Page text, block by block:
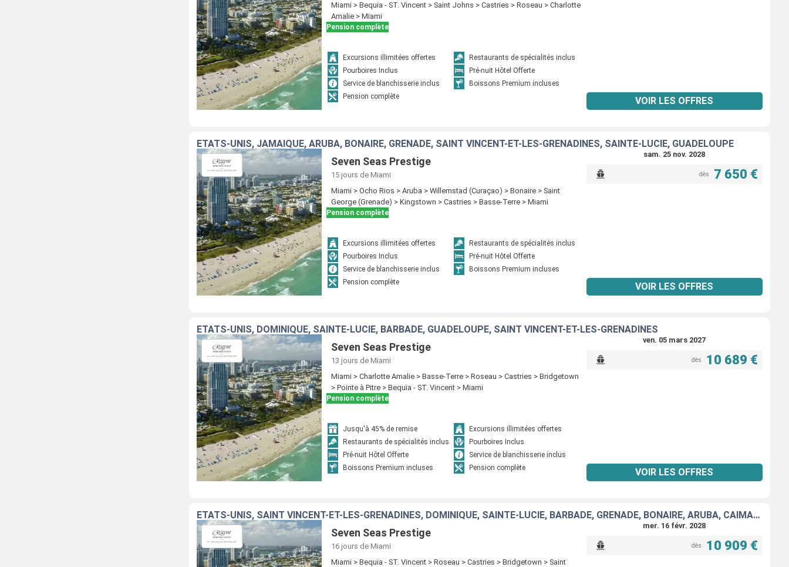
Miami > Bequia - ST. Vincent > Saint Johns > Castries > Roseau > Charlotte
Amalie > Miami
Pension complète
Excursions illimitées offertes
Restaurants de spécialités inclus
Pourboires Inclus
Pré-nuit Hôtel Offerte
Service de blanchisserie inclus
Boissons Premium incluses
Pension complète
VOIR LES OFFRES
ÉTATS-UNIS, JAMAÏQUE, ARUBA, BONAIRE, GRENADE, SAINT VINCENT-ET-LES-GRENADINES, SAINTE-LUCIE, GUADELOUPE
Seven Seas Prestige
15 jours de Miami
Miami > Ocho Rios > Aruba > Willemstad (Curaçao) > Bonaire > Saint
George (Grenade) > Kingstown > Castries > Basse-Terre > Miami
Pension complète
Excursions illimitées offertes
Restaurants de spécialités inclus
Pourboires Inclus
Pré-nuit Hôtel Offerte
Service de blanchisserie inclus
Boissons Premium incluses
Pension complète
sam. 25 nov. 2028
dès 7 650 €
VOIR LES OFFRES
ÉTATS-UNIS, DOMINIQUE, SAINTE-LUCIE, BARBADE, GUADELOUPE, SAINT VINCENT-ET-LES-GRENADINES
Seven Seas Prestige
13 jours de Miami
Miami > Charlotte Amalie > Basse-Terre > Roseau > Castries > Bridgetown
> Pointe à Pitre > Bequia - ST. Vincent > Miami
Pension complète
Jusqu'à 45% de remise
Excursions illimitées offertes
Restaurants de spécialités inclus
Pourboires Inclus
Pré-nuit Hôtel Offerte
Service de blanchisserie inclus
Boissons Premium incluses
Pension complète
ven. 05 mars 2027
dès 10 689 €
VOIR LES OFFRES
ÉTATS-UNIS, SAINT VINCENT-ET-LES-GRENADINES, DOMINIQUE, SAINTE-LUCIE, BARBADE, GRENADE, BONAIRE, ARUBA, CAÏMANS (ÎLES)
Seven Seas Prestige
16 jours de Miami
Miami > Bequia - ST. Vincent > Roseau > Castries > Bridgetown > Saint
mer. 16 févr. 2028
dès 10 909 €